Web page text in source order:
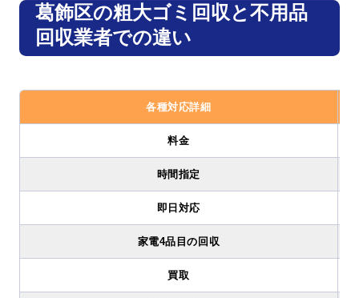
葛飾区の粗大ゴミ回収と不用品
回収業者での違い
各種対応詳細
料金
時間指定
即日対応
家電4品目の回収
買取